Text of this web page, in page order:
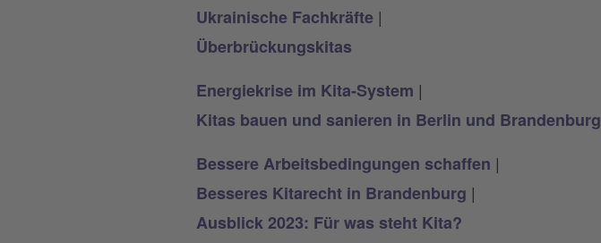
Ukrainische Fachkräfte |
Überbrückungskitas
Energiekrise im Kita-System |
Kitas bauen und sanieren in Berlin und Brandenburg
Bessere Arbeitsbedingungen schaffen |
Besseres Kitarecht in Brandenburg |
Ausblick 2023: Für was steht Kita?